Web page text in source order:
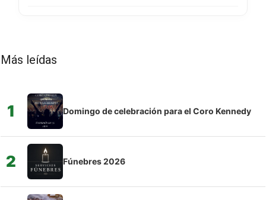
Más leídas
1 Domingo de celebración para el Coro Kennedy
2 Fúnebres 2026